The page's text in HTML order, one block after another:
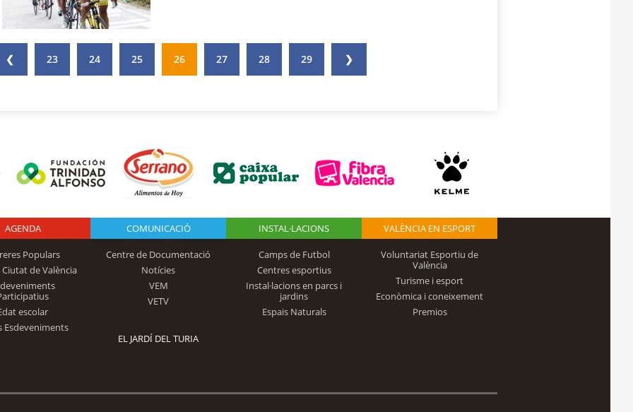
❮ 23 24 25 26 27 28 29 ❯
Logo Fundación
Trinidad Alfonso
AGENDA
Populars
de València
escolar
Esdeveniments
COMUNICACIÓ
Centre de Documentació
Notícies
VEM
VETV
INSTAL·LACIONS
Camps de Futbol
Centres esportius
Instal·lacions en parcs i
jardins
Espais Naturals
VALÈNCIA EN ESPORT
Voluntariat Esportiu de
València
Turisme i esport
Econòmica i coneixement
Premios
EL JARDÍ DEL TURIA